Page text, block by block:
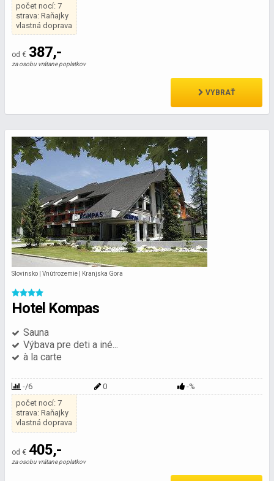
počet nocí: 7
strava: Raňajky
vlastná doprava
od € 387,-
za osobu vrátane poplatkov
VYBRAŤ
Slovinsko | Vnútrozemie | Kranjska Gora
Hotel Kompas
Sauna
Výbava pre deti a iné...
à la carte
-/6 0
-%
počet nocí: 7
strava: Raňajky
vlastná doprava
od € 405,-
za osobu vrátane poplatkov